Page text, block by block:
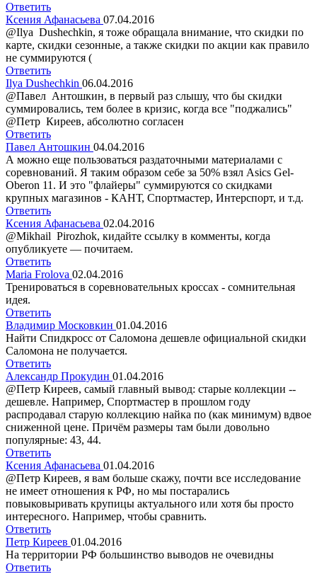
Ответить
Ксения Афанасьева 07.04.2016
@Ilya Dushechkin, я тоже обращала внимание, что скидки по
карте, скидки сезонные, а также скидки по акции как правило
не суммируются (
Ответить
Ilya Dushechkin 06.04.2016
@Павел Антошкин, в первый раз слышу, что бы скидки
суммировались, тем более в кризис, когда все "поджались"
@Петр Киреев, абсолютно согласен
Ответить
Павел Антошкин 04.04.2016
А можно еще пользоваться раздаточными материалами с
соревнований. Я таким образом себе за 50% взял Asics Gel-
Oberon 11. И это "флайеры" суммируются со скидками
крупных магазинов - КАНТ, Спортмастер, Интерспорт, и т.д.
Ответить
Ксения Афанасьева 02.04.2016
@Мikhail Рirozhok, кидайте ссылку в комменты, когда
опубликуете — почитаем.
Ответить
Maria Frolova 02.04.2016
Тренироваться в соревновательных кроссах - сомнительная
идея.
Ответить
Владимир Московкин 01.04.2016
Найти Спидкросс от Саломона дешевле официальной скидки
Саломона не получается.
Ответить
Александр Прокудин 01.04.2016
@Петр Киреев, самый главный вывод: старые коллекции --
дешевле. Например, Спортмастер в прошлом году
распродавал старую коллекцию найка по (как минимум) вдвое
сниженной цене. Причём размеры там были довольно
популярные: 43, 44.
Ответить
Ксения Афанасьева 01.04.2016
@Петр Киреев, я вам больше скажу, почти все исследование
не имеет отношения к РФ, но мы постарались
повыковыривать крупицы актуального или хотя бы просто
интересного. Например, чтобы сравнить.
Ответить
Петр Киреев 01.04.2016
На территории РФ большинство выводов не очевидны
Ответить